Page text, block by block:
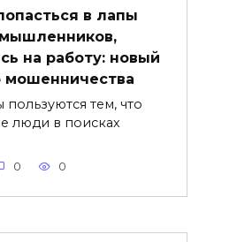
в лапы
на работу: новый
мошенничества
тем, что
люди в поисках
0 0